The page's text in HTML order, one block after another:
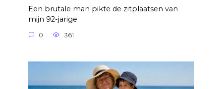
Een brutale man pikte de zitplaatsen van
mijn 92-jarige
0 361